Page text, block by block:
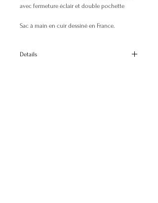
avec fermeture éclair et double pochette
Sac à main en cuir dessiné en France.
Details